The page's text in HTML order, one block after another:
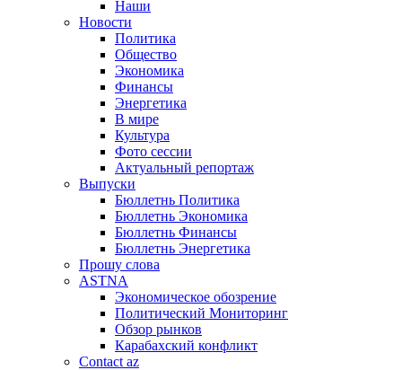
Наши
Новости
Политика
Общество
Экономика
Финансы
Энергетика
В мире
Культура
Фото сессии
Актуальный репортаж
Выпуски
Бюллетнь Политика
Бюллетнь Экономика
Бюллетнь Финансы
Бюллетнь Энергетика
Прошу слова
ASTNA
Экономическое обозрение
Политический Мониторинг
Обзор рынков
Карабахский конфликт
Contact az